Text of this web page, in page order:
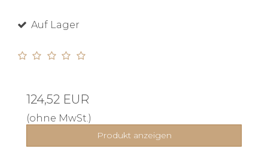
Auf Lager
124,52 EUR
(ohne MwSt.)
Produkt anzeigen